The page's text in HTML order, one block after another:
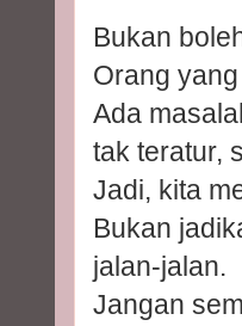
Bukan
Orang
Ada
tak teratur,
Jadi, kita
Bukan
jalan-jalan.
Jangan